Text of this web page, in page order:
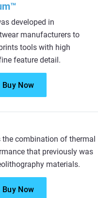
developed in
manufacturers to
tools with high
feature detail.
Buy Now
the combination of thermal
that previously was
materials.
Buy Now